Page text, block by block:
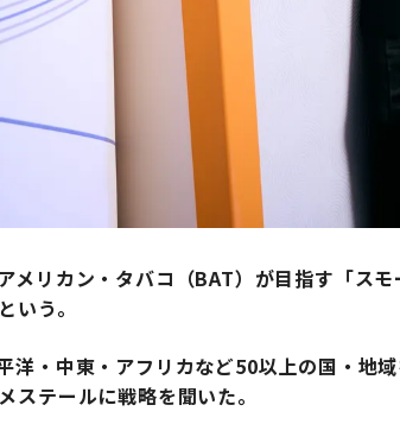
メリカン・タバコ（BAT）が目指す「ス
いう。
洋・中東・アフリカなど50以上の国・地
ステールに戦略を聞いた。